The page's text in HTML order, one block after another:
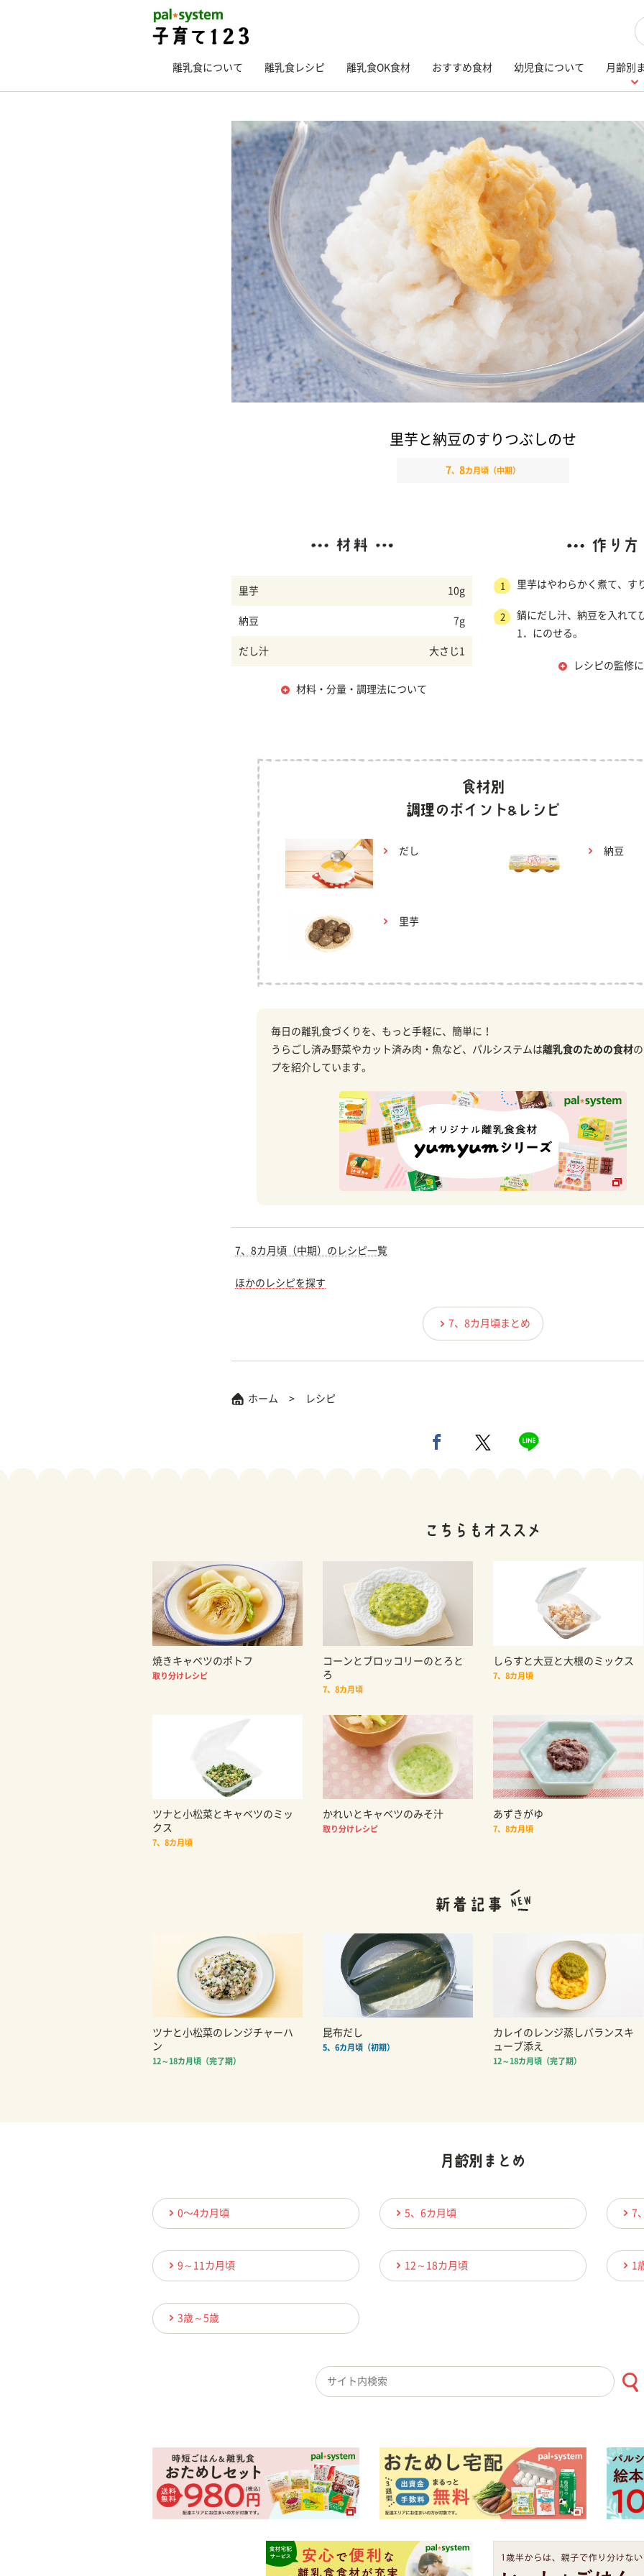
離乳食について 離乳食レシピ 離乳食OK食材 おすすめ食材 幼児食について 月齢別
里芋と納豆のすりつぶしのせ
7、 8カ月頃（中期）
里芋 10g
納豆 7g
だし汁 大さじ1
材料・分量・調理法について
1 里芋はやわらかく煮て、す
2
鍋にだし汁、納豆を入れて
1．にのせる。
レシピの監修
だし 納豆
里芋
毎日の離乳食づくりを、もっと手軽に、簡単に！
うらごし済み野菜やカット済み肉・魚など、パルシステムは離乳食のための食材
プを紹介しています。
7、8カ月頃（中期）のレシピ一覧
ほかのレシピを探す
7、8カ月頃まとめ
ホーム レシピ
焼きキャベツのポトフ
取り分けレシピ
コーンとブロッコリーのとろと
ろ
7、8カ月頃
しらすと大豆と大根のミックス
7、8カ月頃
ツナと小松菜とキャベツのミッ
クス
7、8カ月頃
かれいとキャベツのみそ汁
取り分けレシピ
あずきがゆ
7、8カ月頃
ツナと小松菜のレンジチャーハ
ン
12～18カ月頃（完了期）
昆布だし
5、6カ月頃（初期）
カレイのレンジ蒸しバランスキ
ューブ添え
12～18カ月頃（完了期）
0〜4カ月頃 5、6カ月頃 7
9～11カ月頃 12～18カ月頃 1
3歳～5歳
検索キーワード入力